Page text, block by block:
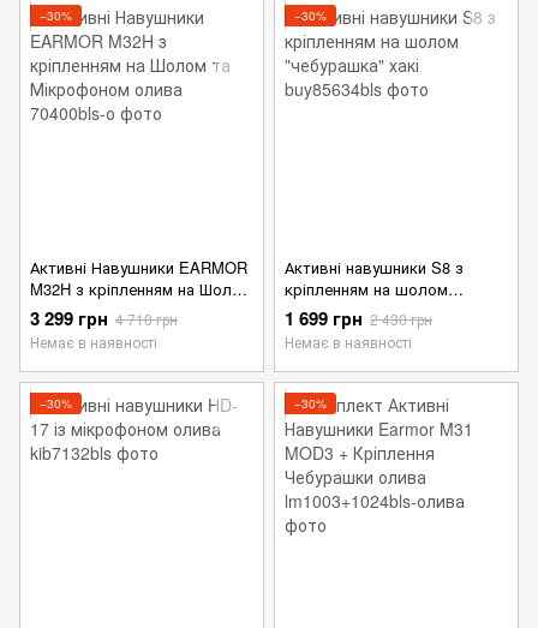
−30%
Активні Навушники EARMOR
M32H з кріпленням на Шолом
та Мікрофоном олива
3 299 грн 4 710 грн
Немає в наявності
−30%
Активні навушники S8 з
кріпленням на шолом
"чебурашка" хакі
1 699 грн 2 430 грн
Немає в наявності
−30% −30%